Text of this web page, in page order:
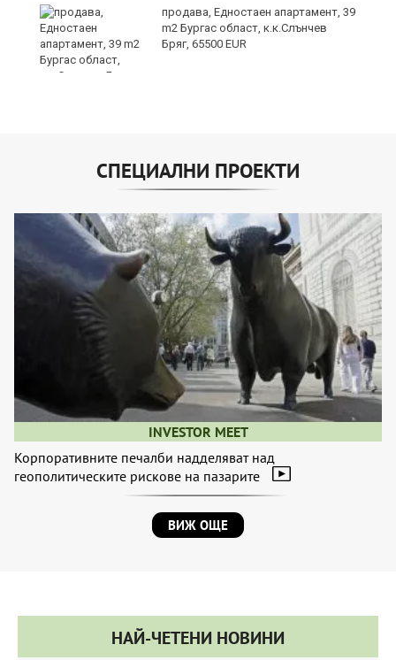
продава, Едностаен апартамент, 39
m2 Бургас област, к.к.Слънчев
Бряг, 65500 EUR
СПЕЦИАЛНИ ПРОЕКТИ
INVESTOR MEET
Корпоративните печалби надделяват над
геополитическите рискове на пазарите
ВИЖ ОЩЕ
НАЙ-ЧЕТЕНИ НОВИНИ